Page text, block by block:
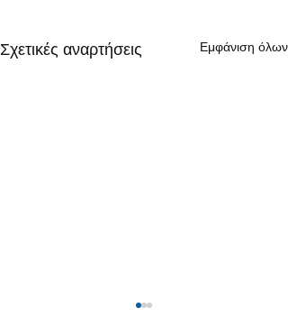
Σχετικές αναρτήσεις Εμφάνιση όλων